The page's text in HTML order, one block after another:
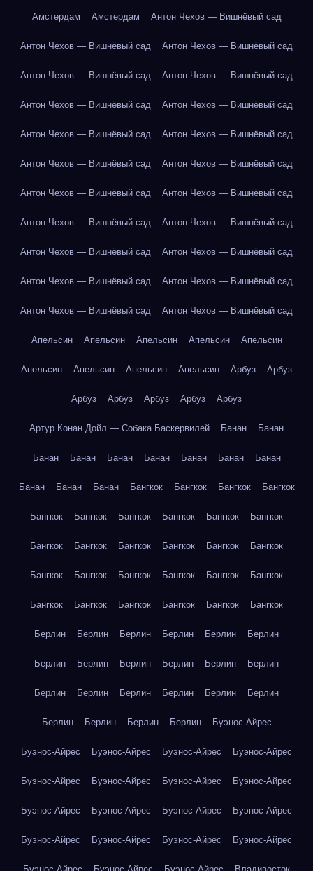
Амстердам Амстердам Антон Чехов — Вишнёвый сад
Антон Чехов — Вишнёвый сад Антон Чехов — Вишнёвый сад
Антон Чехов — Вишнёвый сад Антон Чехов — Вишнёвый сад
Антон Чехов — Вишнёвый сад Антон Чехов — Вишнёвый сад
Антон Чехов — Вишнёвый сад Антон Чехов — Вишнёвый сад
Антон Чехов — Вишнёвый сад Антон Чехов — Вишнёвый сад
Антон Чехов — Вишнёвый сад Антон Чехов — Вишнёвый сад
Антон Чехов — Вишнёвый сад Антон Чехов — Вишнёвый сад
Антон Чехов — Вишнёвый сад Антон Чехов — Вишнёвый сад
Антон Чехов — Вишнёвый сад Антон Чехов — Вишнёвый сад
Антон Чехов — Вишнёвый сад Антон Чехов — Вишнёвый сад
Апельсин Апельсин Апельсин Апельсин Апельсин
Апельсин Апельсин Апельсин Апельсин Арбуз Арбуз
Арбуз Арбуз Арбуз Арбуз Арбуз
Артур Конан Дойл — Собака Баскервилей Банан Банан
Банан Банан Банан Банан Банан Банан Банан
Банан Банан Банан Бангкок Бангкок Бангкок Бангкок
Бангкок Бангкок Бангкок Бангкок Бангкок Бангкок
Бангкок Бангкок Бангкок Бангкок Бангкок Бангкок
Бангкок Бангкок Бангкок Бангкок Бангкок Бангкок
Бангкок Бангкок Бангкок Бангкок Бангкок Бангкок
Берлин Берлин Берлин Берлин Берлин Берлин
Берлин Берлин Берлин Берлин Берлин Берлин
Берлин Берлин Берлин Берлин Берлин Берлин
Берлин Берлин Берлин Берлин Буэнос-Айрес
Буэнос-Айрес Буэнос-Айрес Буэнос-Айрес Буэнос-Айрес
Буэнос-Айрес Буэнос-Айрес Буэнос-Айрес Буэнос-Айрес
Буэнос-Айрес Буэнос-Айрес Буэнос-Айрес Буэнос-Айрес
Буэнос-Айрес Буэнос-Айрес Буэнос-Айрес Буэнос-Айрес